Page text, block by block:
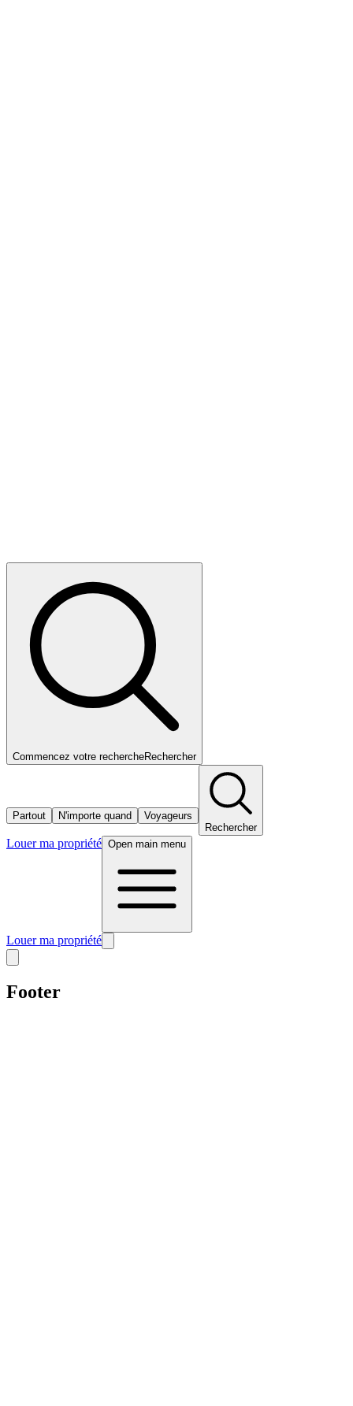
Commencez votre rechercheRechercher
Partout N'importe quand
Voyageurs
Rechercher
Louer ma propriété Open main menu
Louer ma propriété
Footer